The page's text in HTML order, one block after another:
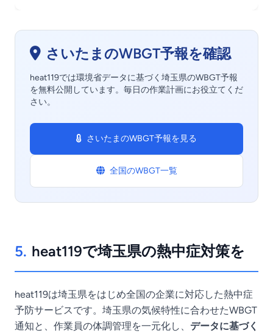
さいたまのWBGT予報を確認
heat119では環境省データに基づく埼玉県のWBGT予報
を無料公開しています。毎日の作業計画にお役立てくだ
さい。
さいたまのWBGT予報を見る
全国のWBGT一覧
5. heat119で埼玉県の熱中症対策を
heat119は埼玉県をはじめ全国の企業に対応した熱中症
予防サービスです。埼玉県の気候特性に合わせたWBGT
通知と、作業員の体調管理を一元化し、 データに基づく